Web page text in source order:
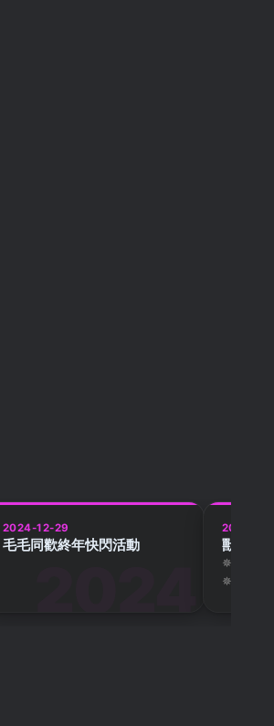
2024-12-29
毛毛同歡終年快閃活動
2025-
獸燦爛
✵ 獸燦爛
✵ 🐾 一